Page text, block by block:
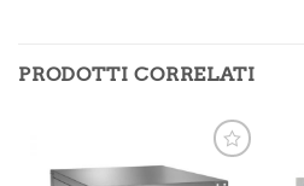
PRODOTTI CORRELATI